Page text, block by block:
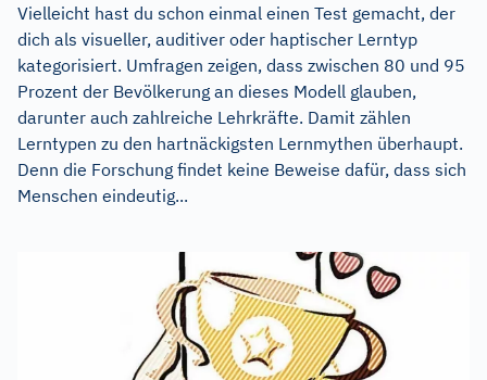
Vielleicht hast du schon einmal einen Test gemacht, der
dich als visueller, auditiver oder haptischer Lerntyp
kategorisiert. Umfragen zeigen, dass zwischen 80 und 95
Prozent der Bevölkerung an dieses Modell glauben,
darunter auch zahlreiche Lehrkräfte. Damit zählen
Lerntypen zu den hartnäckigsten Lernmythen überhaupt.
Denn die Forschung findet keine Beweise dafür, dass sich
Menschen eindeutig...